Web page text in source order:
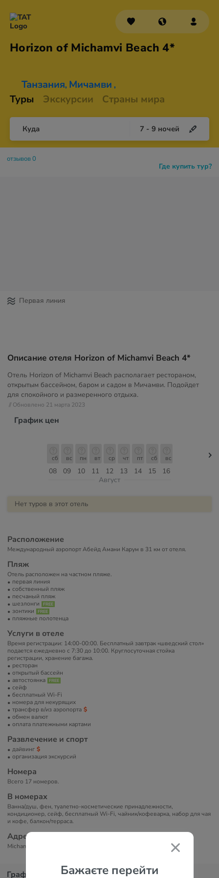
Бажаєте перейти
Horizon of Michamvi Beach 4*
Танзания, Мичамви ,
Туры Экскурсии Страны мира
Куда 7 - 9 ночей
Где купить тур?
отзывов 0
Первая линия
Описание отеля Horizon of Michamvi Beach 4*
Отель Horizon of Michamvi Beach располагает рестораном,
открытым бассейном, баром и садом в Мичамви. Подойдет
для спокойного и размеренного отдыха.
// Обновлено 21 марта 2023
График цен
08
сб
09
вс
10
пн
11
вт
12
ср
13
чт
14
пт
15
сб
16
вс
Август
Нет туров в этот отель
Расположение
Международный аэропорт Абейд Амани Карум в 31 км от отеля.
Пляж
Отель расположен на частном пляже.
первая линия
собственный пляж
песчаный пляж
шезлонги
зонтики
пляжные полотенца
Услуги в отеле
Время регистрации: 14:00-00:00. Бесплатный завтрак «шведский стол»
подается ежедневно с 7:30 до 10:00. Круглосуточная стойка
регистрации, хранение багажа.
ресторан
открытый бассейн
автостоянка
сейф
бесплатный Wi-Fi
номера для некурящих
трансфер в/из аэропорта
обмен валют
оплата платежными картами
Развлечение и спорт
дайвинг
организация экскурсий
Номера
Всего 17 номеров.
В номерах
Ванна/душ, фен, туалетно-косметические принадлежности,
кондиционер, сейф, бесплатный Wi-Fi, чайник/кофеварка, набор для чая
и кофе, балкон/терраса.
Адрес
Michamvi, Tanzania, Мичамви, Объединенная Республика Танзания
График цен